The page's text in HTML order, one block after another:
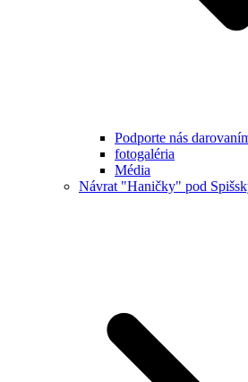
Podporte nás
fotogaléria
Média
Návrat "Haničky" pod